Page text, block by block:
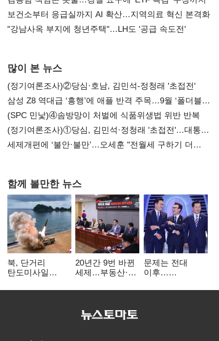
보건소부터 응급실까지 AI 확산…지역의료 혁신 본격화
"강남사옥 부지에 청년주택"…LH도 '공급 속도전'
많이 본 뉴스
(정기여론조사)②당심·호남, 김민석-정청래 '초접전'
삼성 Z8 역대급 ‘흥행’에 애플 반격 주목…9월 ‘폴더블
대전’
(SPC 민낯)④솜방망이 처벌에 식품위생법 위반 반복
(정기여론조사)①당심, 김민석·정청래 '초접전'…대통령
지지도 '50% 아래로'(종합)
세제개편에 ‘불안·불만’…오세훈 "전월세 구하기 더
함께 볼만한 뉴스
북, 단거리
탄도미사일
"즉각 중단 촉구"
20년간 9번 바뀐
세제…부동산·
건드렸다
문제는 전대
이후…
뒤집힐 땐